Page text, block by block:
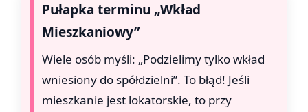
Pułapka terminu „Wkład
Mieszkaniowy”
Wiele osób myśli: „Podzielimy tylko wkład
wniesiony do spółdzielni”. To błąd! Jeśli
mieszkanie jest lokatorskie, to przy